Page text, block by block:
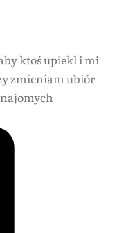
ktoś upiekl i mi
zmieniam ubiór